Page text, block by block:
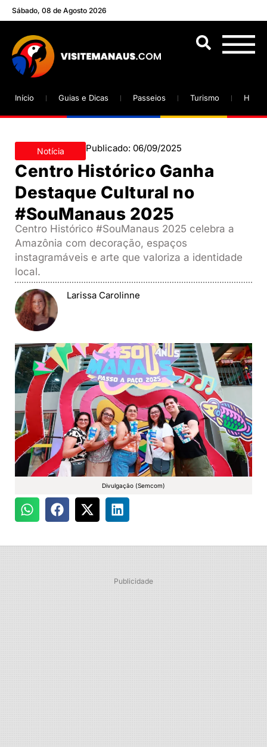
Sábado, 08 de Agosto 2026
Início Guias e Dicas Passeios Turismo Hotéis
Notícia Publicado: 06/09/2025
Centro Histórico Ganha
Destaque Cultural no
#SouManaus 2025
Centro Histórico #SouManaus 2025 celebra a
Amazônia com decoração, espaços
instagramáveis e arte que valoriza a identidade
local.
Larissa Carolinne
Divulgação (Semcom)
Publicidade